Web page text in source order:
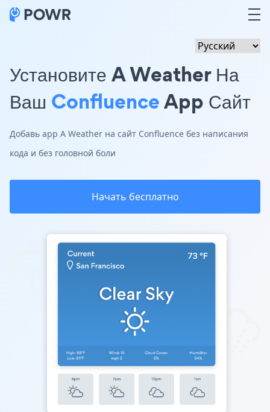
Установите A Weather На
Ваш ConfluenceApp Сайт
Добавь app A Weather на сайт Confluence без написания
кода и без головной боли
Начать бесплатно